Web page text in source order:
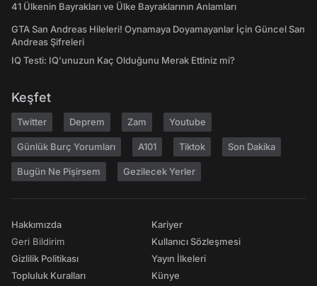
41 Ülkenin Bayrakları ve Ülke Bayraklarının Anlamları
GTA San Andreas Hileleri! Oynamaya Doyamayanlar İçin Güncel San
Andreas Şifreleri
IQ Testi: IQ'unuzun Kaç Olduğunu Merak Ettiniz mi?
Keşfet
Twitter Deprem Zam Youtube
Günlük Burç Yorumları A101 Tiktok Son Dakika
Bugün Ne Pişirsem Gezilecek Yerler
Hakkımızda
Geri Bildirim
Gizlilik Politikası
Topluluk Kuralları
Kariyer
Kullanıcı Sözleşmesi
Yayın İlkeleri
Künye